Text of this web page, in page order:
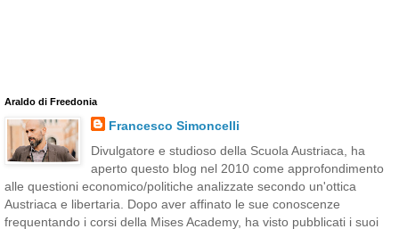
Araldo di Freedonia
Francesco Simoncelli
Divulgatore e studioso della Scuola Austriaca, ha
aperto questo blog nel 2010 come approfondimento
alle questioni economico/politiche analizzate secondo un'ottica
Austriaca e libertaria. Dopo aver affinato le sue conoscenze
frequentando i corsi della Mises Academy, ha visto pubblicati i suoi